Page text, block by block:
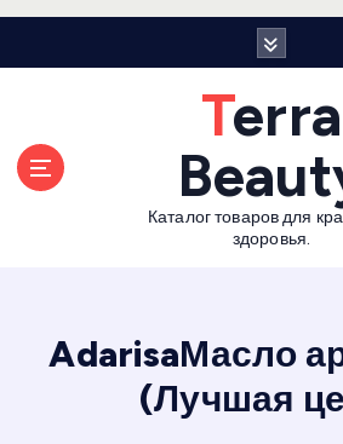
Terra
Каталог товаров для
здоровья.
AdarisaМасло
(Лучшая